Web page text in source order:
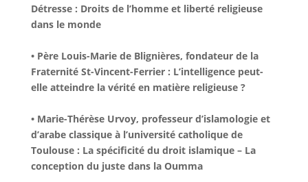
Détresse : Droits de l’homme et liberté religieuse
dans le monde
• Père Louis-Marie de Blignières, fondateur de la
Fraternité St-Vincent-Ferrier : L’intelligence peut-
elle atteindre la vérité en matière religieuse ?
• Marie-Thérèse Urvoy, professeur d’islamologie et
d’arabe classique à l’université catholique de
Toulouse : La spécificité du droit islamique – La
conception du juste dans la Oumma